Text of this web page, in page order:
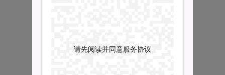
请先阅读并同意服务协议